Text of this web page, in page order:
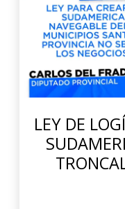
LEY DE